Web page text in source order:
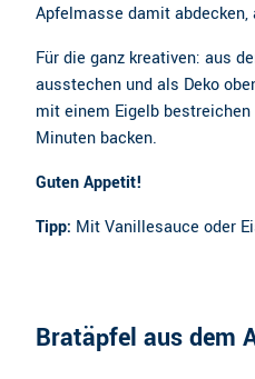
Apfelmasse damit
Für die ganz kreativen: aus
ausstechen und als Deko
mit einem Eigelb
Minuten backen.
Guten Appetit!
Tipp: Mit Vanillesauce oder
Bratäpfel aus dem